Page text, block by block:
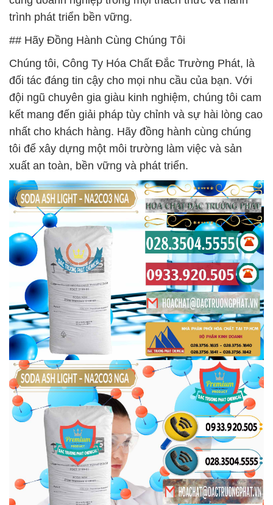
trình phát triển bền vững.
## Hãy Đồng Hành Cùng Chúng Tôi
Chúng tôi, Công Ty Hóa Chất Đắc Trường Phát, là
đối tác đáng tin cậy cho mọi nhu cầu của bạn. Với
đội ngũ chuyên gia giàu kinh nghiệm, chúng tôi cam
kết mang đến giải pháp tùy chỉnh và sự hài lòng cao
nhất cho khách hàng. Hãy đồng hành cùng chúng
tôi để xây dựng một môi trường làm việc và sản
xuất an toàn, bền vững và phát triển.